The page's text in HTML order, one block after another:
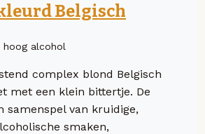
Belgisch
hoog alcohol
complex blond Belgisch
met een klein bittertje. De
samenspel van kruidige,
smaken,